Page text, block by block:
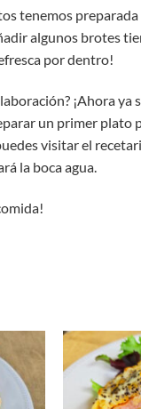
tenemos
algunos brotes
por dentro!
¡Ahora
un primer plato
visitar el
la boca agua.